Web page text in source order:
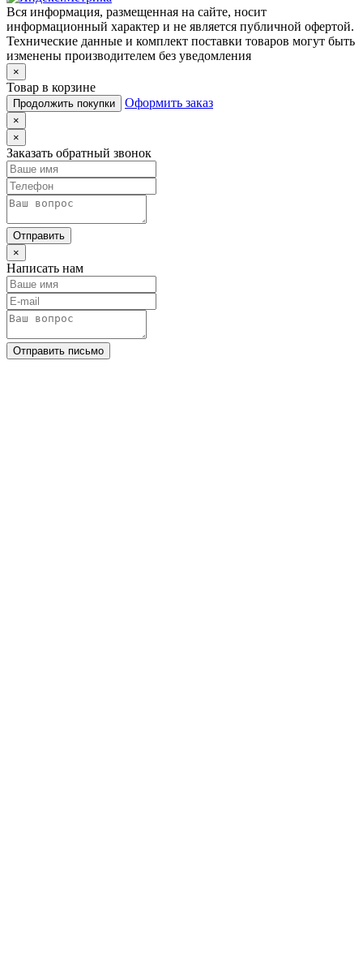
Вся информация, размещенная на сайте, носит
информационный характер и не является публичной офертой.
Технические данные и комплект поставки товаров могут быть
изменены производителем без уведомления
×
Товар в корзине
Продолжить покупки Оформить заказ
×
×
Заказать обратный звонок
Отправить
×
Написать нам
Отправить письмо